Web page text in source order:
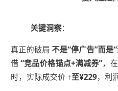
​关键洞察​​：
真正的破局 ​不是“停广告”而是
借 ​​“竞品价格锚点+满减券”​，
时，实际成交价 ​ ​↑至¥229​，利